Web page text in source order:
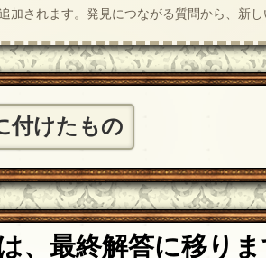
されます。発見につながる質問から、新し
付けたもの
、最終解答に移りま